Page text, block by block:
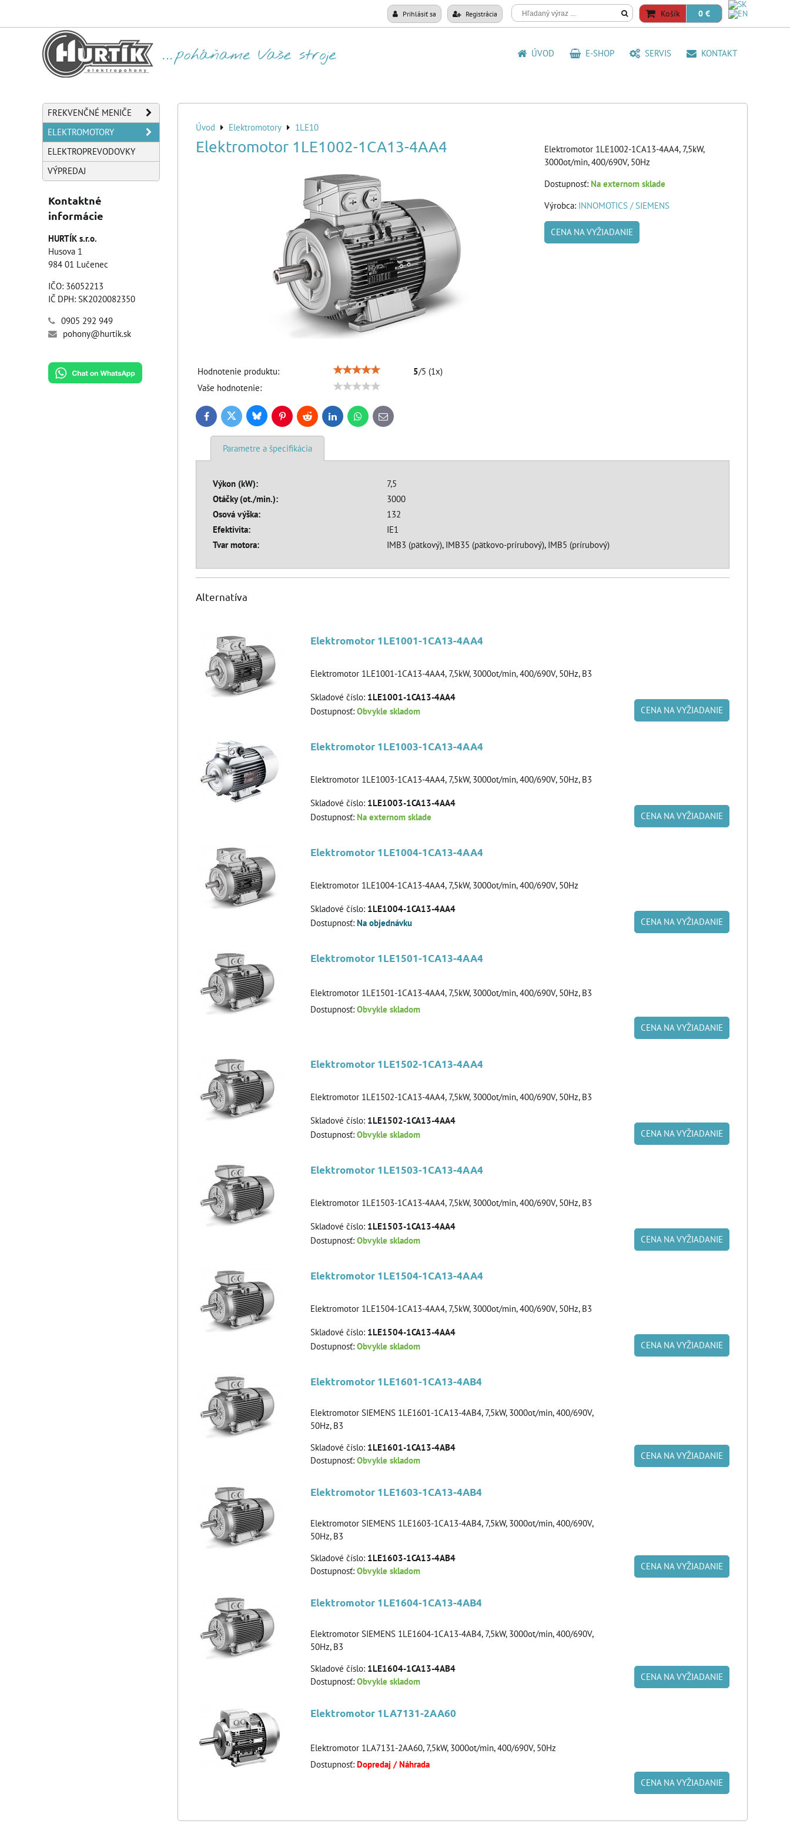
Prihlásiť sa Registrácia Košík 0 €
ÚVOD E-SHOP SERVIS KONTAKT
Úvod Elektromotory 1LE10
Elektromotor 1LE1002-1CA13-4AA4
Hodnotenie produktu: 5/5 (1x)
Vaše hodnotenie:
Elektromotor 1LE1002-1CA13-4AA4, 7,5kW,
3000ot/min, 400/690V, 50Hz
Dostupnosť: Na externom sklade
Výrobca: INNOMOTICS / SIEMENS
CENA NA VYŽIADANIE
FacebookTwitter BlueskyPinterestReddit LinkedInWhatsApp
E-
mail
Parametre a špecifikácia
Výkon (kW):
7,5
Otáčky (ot./min.):
3000
Osová výška:
132
Efektivita:
IE1
Tvar motora:
IMB3 (pätkový), IMB35 (pätkovo-prírubový), IMB5 (prírubový)
Alternatíva
Elektromotor 1LE1001-1CA13-4AA4
Elektromotor 1LE1001-1CA13-4AA4, 7,5kW, 3000ot/min, 400/690V, 50Hz, B3
Skladové číslo: 1LE1001-1CA13-4AA4
Dostupnosť: Obvykle skladom CENA NA VYŽIADANIE
Elektromotor 1LE1003-1CA13-4AA4
Elektromotor 1LE1003-1CA13-4AA4, 7,5kW, 3000ot/min, 400/690V, 50Hz, B3
Skladové číslo: 1LE1003-1CA13-4AA4
Dostupnosť: Na externom sklade CENA NA VYŽIADANIE
Elektromotor 1LE1004-1CA13-4AA4
Elektromotor 1LE1004-1CA13-4AA4, 7,5kW, 3000ot/min, 400/690V, 50Hz
Skladové číslo: 1LE1004-1CA13-4AA4
Dostupnosť: Na objednávku CENA NA VYŽIADANIE
Elektromotor 1LE1501-1CA13-4AA4
Elektromotor 1LE1501-1CA13-4AA4, 7,5kW, 3000ot/min, 400/690V, 50Hz, B3
Dostupnosť: Obvykle skladom
CENA NA VYŽIADANIE
Elektromotor 1LE1502-1CA13-4AA4
Elektromotor 1LE1502-1CA13-4AA4, 7,5kW, 3000ot/min, 400/690V, 50Hz, B3
Skladové číslo: 1LE1502-1CA13-4AA4
Dostupnosť: Obvykle skladom CENA NA VYŽIADANIE
Elektromotor 1LE1503-1CA13-4AA4
Elektromotor 1LE1503-1CA13-4AA4, 7,5kW, 3000ot/min, 400/690V, 50Hz, B3
Skladové číslo: 1LE1503-1CA13-4AA4
Dostupnosť: Obvykle skladom CENA NA VYŽIADANIE
Elektromotor 1LE1504-1CA13-4AA4
Elektromotor 1LE1504-1CA13-4AA4, 7,5kW, 3000ot/min, 400/690V, 50Hz, B3
Skladové číslo: 1LE1504-1CA13-4AA4
Dostupnosť: Obvykle skladom CENA NA VYŽIADANIE
Elektromotor 1LE1601-1CA13-4AB4
Elektromotor SIEMENS 1LE1601-1CA13-4AB4, 7,5kW, 3000ot/min, 400/690V,
50Hz, B3
Skladové číslo: 1LE1601-1CA13-4AB4
Dostupnosť: Obvykle skladom CENA NA VYŽIADANIE
Elektromotor 1LE1603-1CA13-4AB4
Elektromotor SIEMENS 1LE1603-1CA13-4AB4, 7,5kW, 3000ot/min, 400/690V,
50Hz, B3
Skladové číslo: 1LE1603-1CA13-4AB4
Dostupnosť: Obvykle skladom CENA NA VYŽIADANIE
Elektromotor 1LE1604-1CA13-4AB4
Elektromotor SIEMENS 1LE1604-1CA13-4AB4, 7,5kW, 3000ot/min, 400/690V,
50Hz, B3
Skladové číslo: 1LE1604-1CA13-4AB4
Dostupnosť: Obvykle skladom CENA NA VYŽIADANIE
Elektromotor 1LA7131-2AA60
Elektromotor 1LA7131-2AA60, 7,5kW, 3000ot/min, 400/690V, 50Hz
Dostupnosť: Dopredaj / Náhrada
CENA NA VYŽIADANIE
FREKVENČNÉ MENIČE
ELEKTROMOTORY
ELEKTROPREVODOVKY
VÝPREDAJ
Kontaktné
informácie
HURTÍK s.r.o.
Husova 1
984 01 Lučenec
IČO: 36052213
IČ DPH: SK2020082350
0905 292 949
pohony@hurtik.sk